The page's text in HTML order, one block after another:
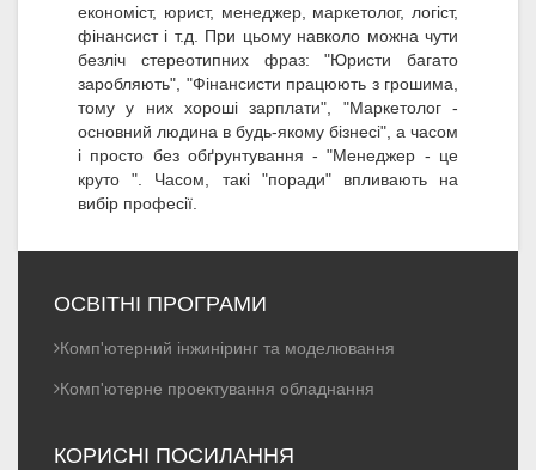
економіст, юрист, менеджер, маркетолог, логіст,
фінансист і т.д. При цьому навколо можна чути
безліч стереотипних фраз: "Юристи багато
заробляють", "Фінансисти працюють з грошима,
тому у них хороші зарплати", "Маркетолог -
основний людина в будь-якому бізнесі", а часом
і просто без обґрунтування - "Менеджер - це
круто ". Часом, такі "поради" впливають на
вибір професії.
ОСВІТНІ ПРОГРАМИ
Комп'ютерний інжиніринг та моделювання
Комп'ютерне проектування обладнання
КОРИСНІ ПОСИЛАННЯ